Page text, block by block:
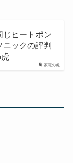
家電の虎
じヒートポン
ニックの評判